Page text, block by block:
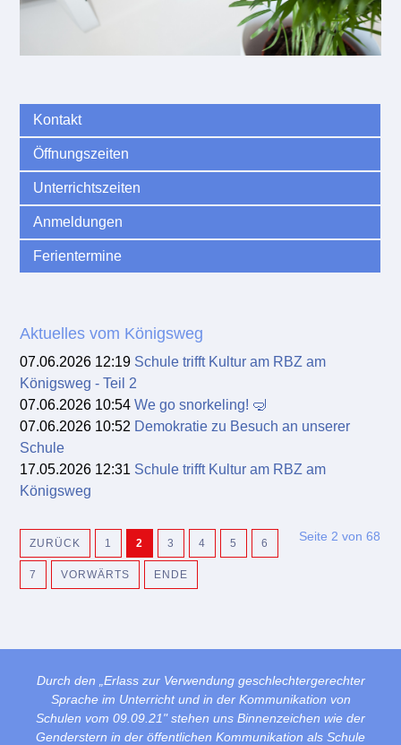
Kontakt
Öffnungszeiten
Unterrichtszeiten
Anmeldungen
Ferientermine
Aktuelles vom Königsweg
07.06.2026 12:19 Schule trifft Kultur am RBZ am
Königsweg - Teil 2
07.06.2026 10:54 We go snorkeling! 🤿
07.06.2026 10:52 Demokratie zu Besuch an unserer
Schule
17.05.2026 12:31 Schule trifft Kultur am RBZ am
Königsweg
Seite 2 von 68
ZURÜCK 1 2 3 4 5 6
7 VORWÄRTS ENDE
Durch den „Erlass zur Verwendung geschlechtergerechter
Sprache im Unterricht und in der Kommunikation von
Schulen vom 09.09.21" stehen uns Binnenzeichen wie der
Genderstern in der öffentlichen Kommunikation als Schule